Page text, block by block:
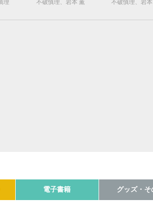
理 不破慎理、岩本 薫 不破慎理、岩
電子書籍 グッズ・そ